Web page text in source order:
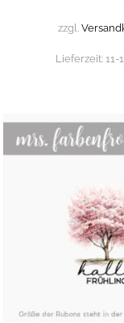
zzgl.
Lieferzeit:11-